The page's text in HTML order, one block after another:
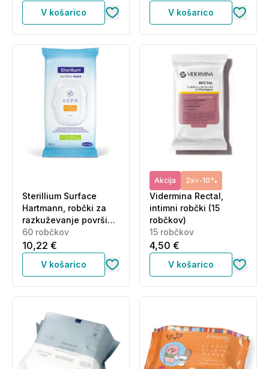
V košarico V košarico
Sterillium Surface
Hartmann, robčki za
razkuževanje površin
(60 robčkov)
60 robčkov
10,22 €
V košarico
Akcija 2x=-10%
Vidermina Rectal,
intimni robčki (15
robčkov)
15 robčkov
4,50 €
V košarico